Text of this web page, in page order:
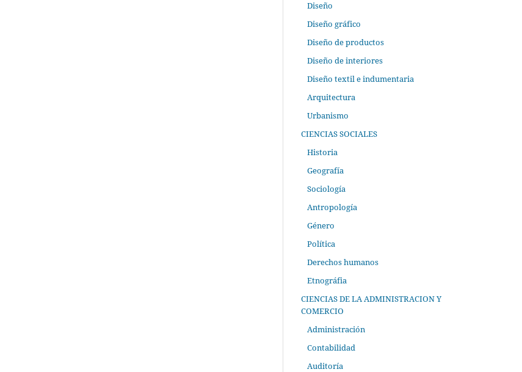
Diseño
Diseño gráfico
Diseño de productos
Diseño de interiores
Diseño textil e indumentaria
Arquitectura
Urbanismo
CIENCIAS SOCIALES
Historia
Geografía
Sociología
Antropología
Género
Política
Derechos humanos
Etnográfia
CIENCIAS DE LA ADMINISTRACION Y
COMERCIO
Administración
Contabilidad
Auditoría